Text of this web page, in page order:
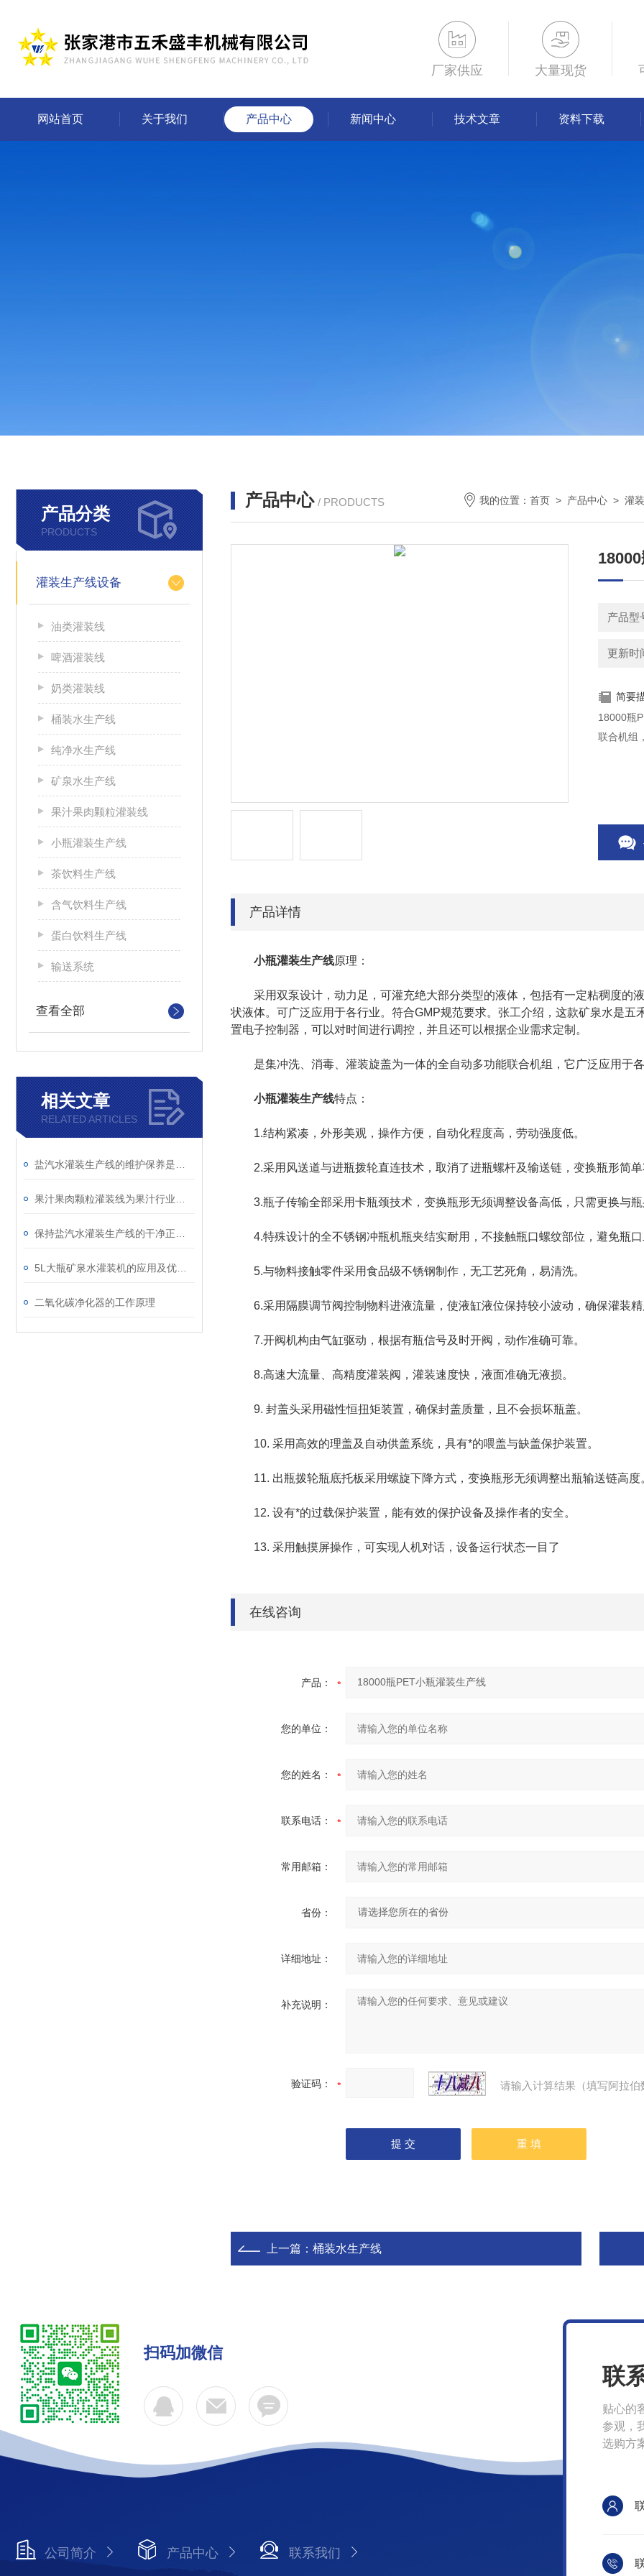
厂家供应 大量现货
网站首页 关于我们 产品中心 新闻中心 技术文章 资料下载
产品分类
PRODUCTS
灌装生产线设备
油类灌装线
啤酒灌装线
奶类灌装线
桶装水生产线
纯净水生产线
矿泉水生产线
果汁果肉颗粒灌装线
小瓶灌装生产线
茶饮料生产线
含气饮料生产线
蛋白饮料生产线
输送系统
查看全部
相关文章
RELATED ARTICLES
二氧化碳净化器的工作原理
产品中心 / PRODUCTS 我的位置： 首页 > 产品中心 > 灌
产品型
更新时
简要
18000瓶
联合机组
产品详情
小瓶灌装生产线原理：
采用双泵设计，动力足，可灌充绝大部分类型的液体，包括有一定粘稠度的
状液体。可广泛应用于各行业。符合GMP规范要求。张工介绍，这款矿泉水是
置电子控制器，可以对时间进行调控，并且还可以根据企业需求定制。
是集冲洗、消毒、灌装旋盖为一体的全自动多功能联合机组，它广泛应用于
小瓶灌装生产线特点：
1.结构紧凑，外形美观，操作方便，自动化程度高，劳动强度低。
2.采用风送道与进瓶拨轮直连技术，取消了进瓶螺杆及输送链，变换瓶形简单
3.瓶子传输全部采用卡瓶颈技术，变换瓶形无须调整设备高低，只需更换与瓶
4.特殊设计的全不锈钢冲瓶机瓶夹结实耐用，不接触瓶口螺纹部位，避免瓶口
5.与物料接触零件采用食品级不锈钢制作，无工艺死角，易清洗。
6.采用隔膜调节阀控制物料进液流量，使液缸液位保持较小波动，确保灌装精
7.开阀机构由气缸驱动，根据有瓶信号及时开阀，动作准确可靠。
8.高速大流量、高精度灌装阀，灌装速度快，液面准确无液损。
9. 封盖头采用磁性恒扭矩装置，确保封盖质量，且不会损坏瓶盖。
10. 采用高效的理盖及自动供盖系统，具有*的喂盖与缺盖保护装置。
11. 出瓶拨轮瓶底托板采用螺旋下降方式，变换瓶形无须调整出瓶输送链高度
12. 设有*的过载保护装置，能有效的保护设备及操作者的安全。
13. 采用触摸屏操作，可实现人机对话，设备运行状态一目了
在线咨询
产品：
您的单位：
您的姓名：
联系电话：
常用邮箱：
省份：
详细地址：
补充说明：
验证码： 请输入计算结果（填写阿拉
上一篇： 桶装水生产线
扫码加微信
公司简介 产品中心 联系我们
联
贴心的
参观，
选购方